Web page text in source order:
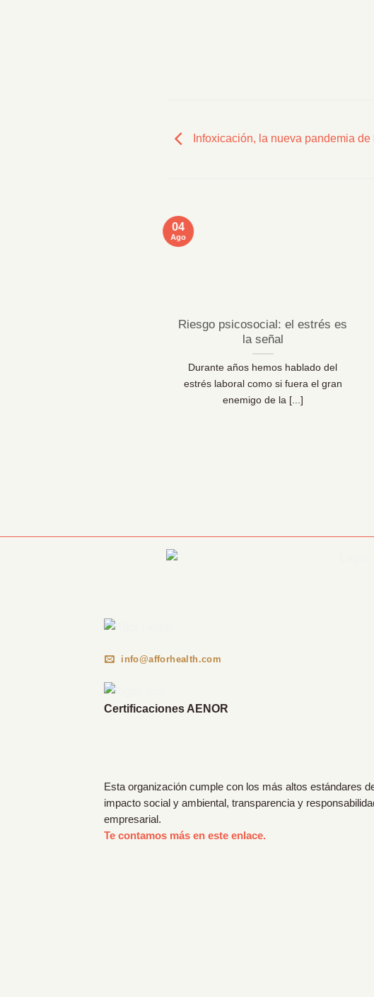
Infoxicación, la nueva pandemia
Riesgo psicosocial: el estrés es
la señal
Durante años hemos hablado del
estrés laboral como si fuera el gran
enemigo de la [...]
04
Ago
info@afforhealth.com
Certificaciones AENOR
Esta organización cumple con los más altos estándares
impacto social y ambiental, transparencia y
empresarial.
Te contamos más en este enlace.